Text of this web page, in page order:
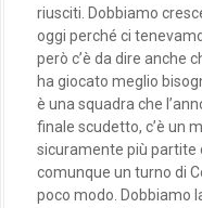
riusciti. Dobbiamo
oggi perché ci
però c’è da dire anche
ha giocato meglio
è una squadra che
finale scudetto, c’è un
sicuramente più partite
comunque un turno di
poco modo. Dobbiamo